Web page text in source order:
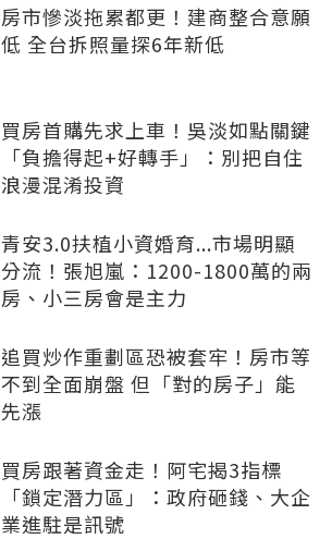
房市慘淡拖累都更！建商整合意願
低 全台拆照量探6年新低
買房首購先求上車！吳淡如點關鍵
「負擔得起+好轉手」：別把自住
浪漫混淆投資
青安3.0扶植小資婚育...市場明顯
分流！張旭嵐：1200-1800萬的兩
房、小三房會是主力
追買炒作重劃區恐被套牢！房市等
不到全面崩盤 但「對的房子」能
先漲
買房跟著資金走！阿宅揭3指標
「鎖定潛力區」：政府砸錢、大企
業進駐是訊號